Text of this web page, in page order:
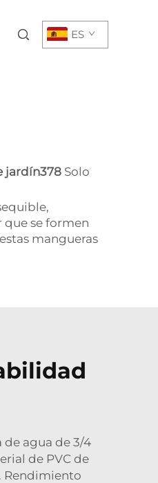
ES
jardín378 Solo
que se formen
mangueras
agua de 3/4
de PVC de
Rendimiento